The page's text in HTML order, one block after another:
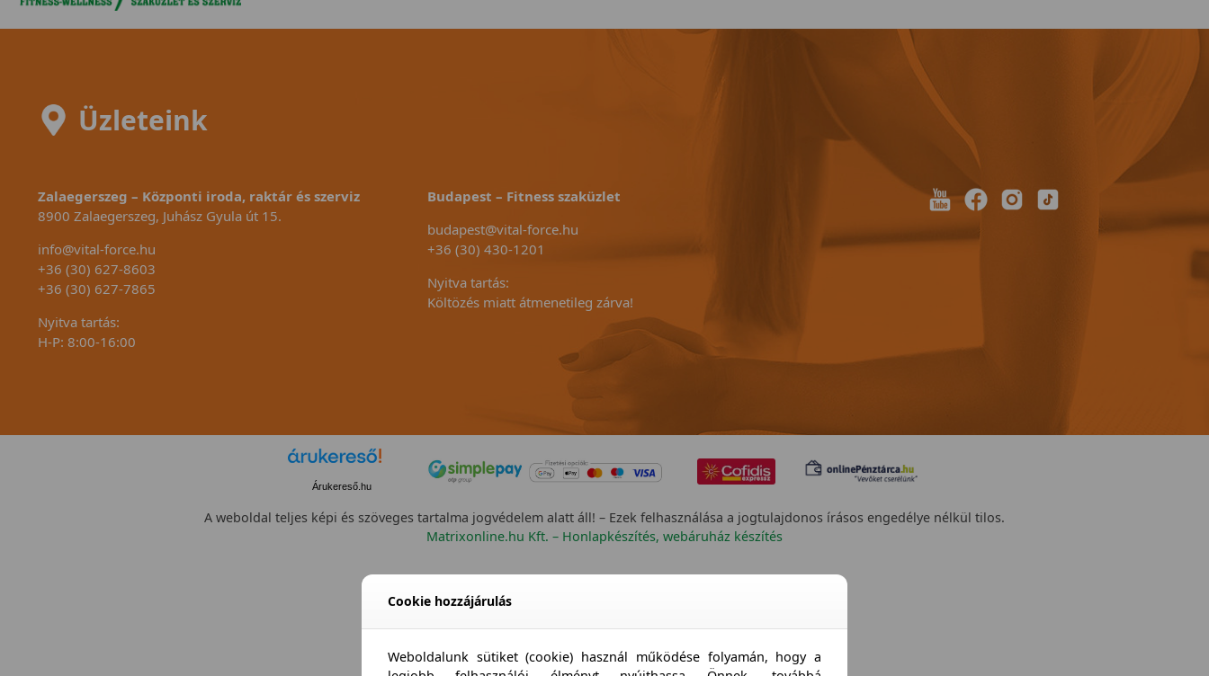
Üzleteink
Zalaegerszeg – Központi iroda, raktár és szerviz
8900 Zalaegerszeg, Juhász Gyula út 15.
info@vital-force.hu
+36 (30) 627-8603
+36 (30) 627-7865
Nyitva tartás:
H-P: 8:00-16:00
Budapest – Fitness szaküzlet
budapest@vital-force.hu
+36 (30) 430-1201
Nyitva tartás:
Költözés miatt átmenetileg zárva!
Árukereső.hu
A weboldal teljes képi és szöveges tartalma jogvédelem alatt áll! – Ezek felhasználása a jogtulajdonos írásos engedélye nélkül tilos.
Matrixonline.hu Kft. – Honlapkészítés, webáruház készítés
Cookie hozzájárulás
Weboldalunk sütiket (cookie) használ működése folyamán, hogy a